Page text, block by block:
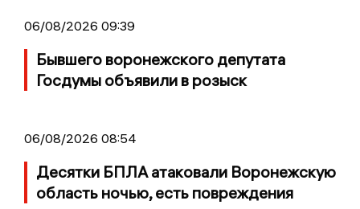
06/08/2026 09:39
Бывшего воронежского депутата
Госдумы объявили в розыск
06/08/2026 08:54
Десятки БПЛА атаковали Воронежскую
область ночью, есть повреждения